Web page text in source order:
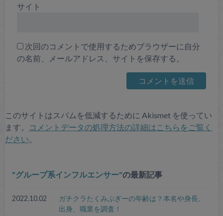
サイト
次回のコメントで使用するためブラウザーに自分
の名前、メールアドレス、サイトを保存する。
このサイトはスパムを低減するために Akismet を使ってい
ます。
コメントデータの処理方法の詳細はこちらをご覧く
ださい。
グループ系インフルエンサー の最新記事
2022.10.02
ガチクラたくみぶぎーの年齢は？本名や身長、
出身、職業を調査！